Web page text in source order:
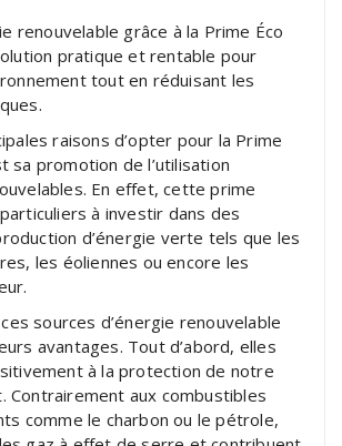
renouvelable grâce à la Prime Éco
pratique et rentable pour
tout en réduisant les
raisons d’opter pour la Prime
sa promotion de l’utilisation
En effet, cette prime
à investir dans des
d’énergie verte tels que les
les éoliennes ou encore les
sources d’énergie renouvelable
avantages. Tout d’abord, elles
à la protection de notre
Contrairement aux combustibles
comme le charbon ou le pétrole,